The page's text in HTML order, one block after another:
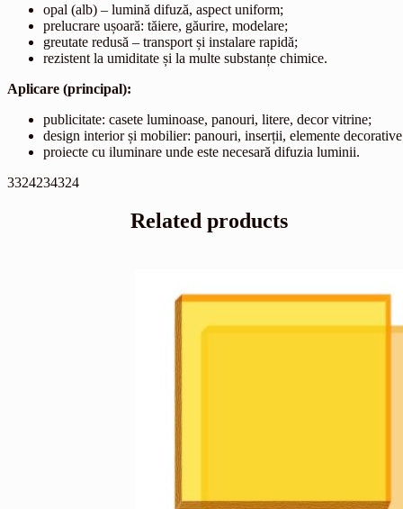
opal (alb) – lumină difuză, aspect uniform;
prelucrare ușoară: tăiere, găurire, modelare;
greutate redusă – transport și instalare rapidă;
rezistent la umiditate și la multe substanțe chimice.
Aplicare (principal):
publicitate: casete luminoase, panouri, litere, decor vitrine;
design interior și mobilier: panouri, inserții, elemente
proiecte cu iluminare unde este necesară difuzia luminii.
3324234324
Related products